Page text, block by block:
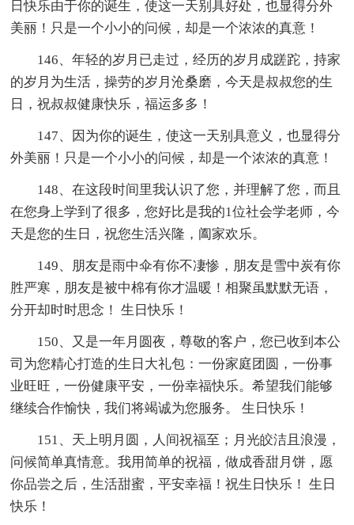
日快乐由于你的诞生，使这一天别具好处，也显得分外
美丽！只是一个小小的问候，却是一个浓浓的真意！
146、年轻的岁月已走过，经历的岁月成蹉跎，持家
的岁月为生活，操劳的岁月沧桑磨，今天是叔叔您的生
日，祝叔叔健康快乐，福运多多！
147、因为你的诞生，使这一天别具意义，也显得分
外美丽！只是一个小小的问候，却是一个浓浓的真意！
148、在这段时间里我认识了您，并理解了您，而且
在您身上学到了很多，您好比是我的1位社会学老师，今
天是您的生日，祝您生活兴隆，阖家欢乐。
149、朋友是雨中伞有你不凄惨，朋友是雪中炭有你
胜严寒，朋友是被中棉有你才温暖！相聚虽默默无语，
分开却时时思念！ 生日快乐！
150、又是一年月圆夜，尊敬的客户，您已收到本公
司为您精心打造的生日大礼包：一份家庭团圆，一份事
业旺旺，一份健康平安，一份幸福快乐。希望我们能够
继续合作愉快，我们将竭诚为您服务。 生日快乐！
151、天上明月圆，人间祝福至；月光皎洁且浪漫，
问候简单真情意。我用简单的祝福，做成香甜月饼，愿
你品尝之后，生活甜蜜，平安幸福！祝生日快乐！ 生日
快乐！